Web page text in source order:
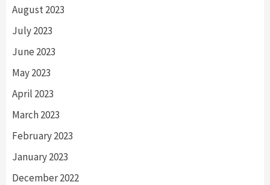
August 2023
July 2023
June 2023
May 2023
April 2023
March 2023
February 2023
January 2023
December 2022